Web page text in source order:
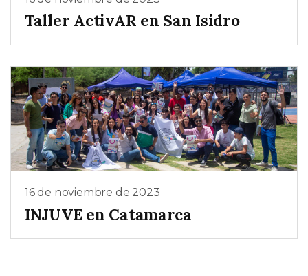
Taller ActivAR en San Isidro
16 de noviembre de 2023
INJUVE en Catamarca